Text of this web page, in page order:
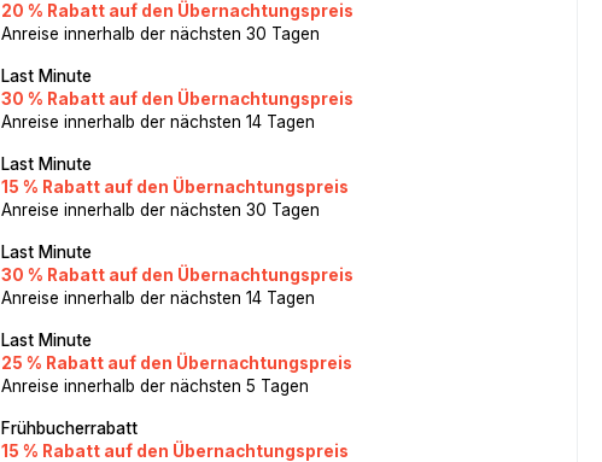
20 % Rabatt auf den Übernachtungspreis
Anreise innerhalb der nächsten 30 Tagen
Last Minute
30 % Rabatt auf den Übernachtungspreis
Anreise innerhalb der nächsten 14 Tagen
Last Minute
15 % Rabatt auf den Übernachtungspreis
Anreise innerhalb der nächsten 30 Tagen
Last Minute
30 % Rabatt auf den Übernachtungspreis
Anreise innerhalb der nächsten 14 Tagen
Last Minute
25 % Rabatt auf den Übernachtungspreis
Anreise innerhalb der nächsten 5 Tagen
Frühbucherrabatt
15 % Rabatt auf den Übernachtungspreis